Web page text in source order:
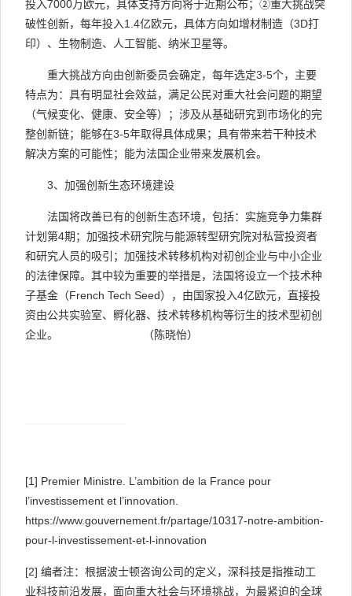
投入7000万欧元，具体支持方向将于近期公布；②重大挑战突
破性创新，每年投入1.4亿欧元，具体方向如增材制造（3D打
印）、生物制造、人工智能、纳米卫星等。
重大挑战方向由创新委员会确定，每年选定3-5个，主要
特点为：具有明显社会效益，满足公民对重大社会问题的期望
（气候变化、健康、安全等）；涉及从基础研究到市场化的完
整创新链；能够在3-5年取得具体成果；具有带来若干种技术
解决方案的可能性；能为法国企业带来发展机会。
3、加强创新生态环境建设
法国将改善已有的创新生态环境，包括：实施竞争力集群
计划第4期；加强技术研究院与能源转型研究院对私营投资者
和研究人员的吸引；加强技术转移机构对初创企业与中小企业
的法律保障。其中较为重要的举措是，法国将设立一个技术种
子基金（French Tech Seed），由国家投入4亿欧元，直接投
资由公共实验室、孵化器、技术转移机构等衍生的技术型初创
企业。
（陈晓怡）
[1] Premier Ministre. L’ambition de la France pour
l’investissement et l’innovation.
https://www.gouvernement.fr/partage/10317-notre-ambition-
pour-l-investissement-et-l-innovation
[2] 编者注：根据波士顿咨询公司的定义，深科技是指推动工
业科技前沿发展，面向重大社会与环境挑战，为最紧迫的全球